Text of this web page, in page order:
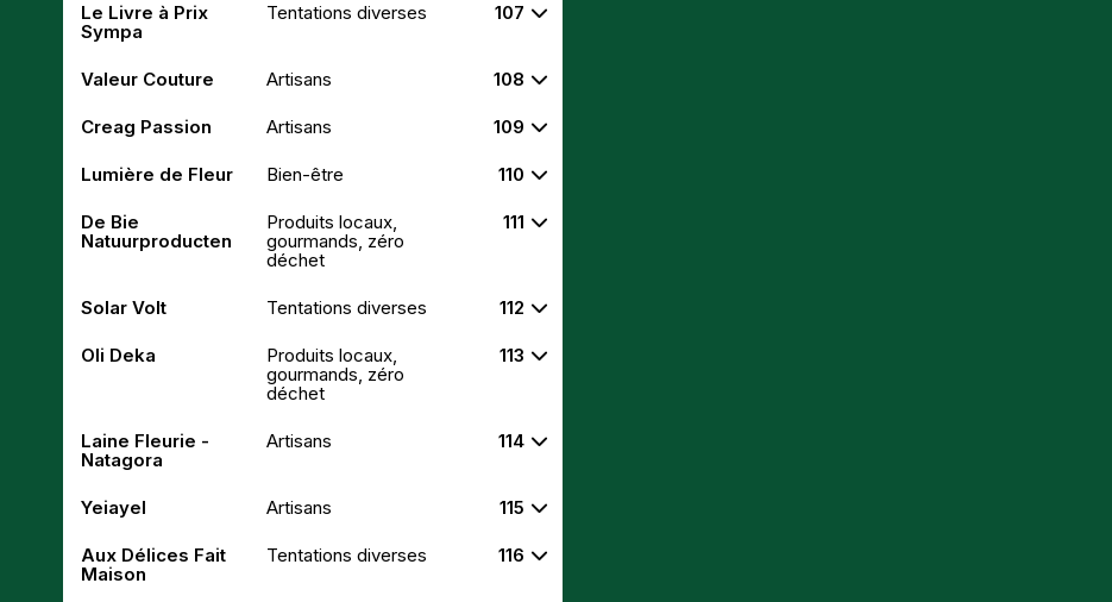
Le Livre à Prix
Sympa
Tentations diverses 107
Valeur Couture Artisans 108
Creag Passion Artisans 109
Lumière de Fleur Bien-être 110
De Bie
Natuurproducten
Produits locaux,
gourmands, zéro
déchet
111
Solar Volt Tentations diverses 112
Oli Deka
Produits locaux,
gourmands, zéro
déchet
113
Laine Fleurie -
Natagora
Artisans 114
Yeiayel Artisans 115
Aux Délices Fait
Maison
Tentations diverses 116